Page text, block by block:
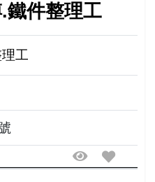
鐵件整理工
工